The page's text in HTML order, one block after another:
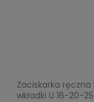
Zaciskarka ręczna
wkładki U 16-20-25